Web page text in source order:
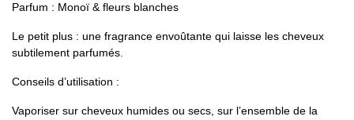
Parfum : Monoï & fleurs blanches
Le petit plus : une fragrance envoûtante qui laisse les cheveux
subtilement parfumés.
Conseils d’utilisation :
Vaporiser sur cheveux humides ou secs, sur l’ensemble de la